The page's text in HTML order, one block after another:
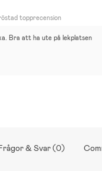
topprecension
Bra att ha ute på lekplatsen
& Svar (0)